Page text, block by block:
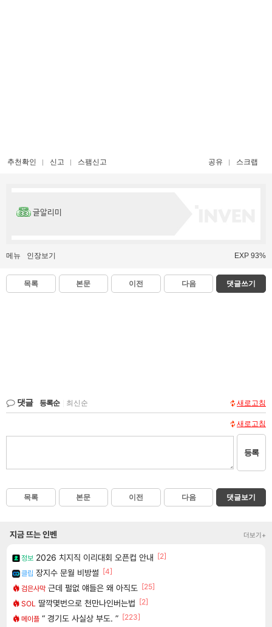
추천확인 신고 스팸신고 공유 스크랩
글알리미
메뉴 인장보기 EXP 93%
목록 본문 이전 다음 댓글쓰기
댓글 등록순 최신순 새로고침
새로고침
등록
목록 본문 이전 다음 댓글보기
지금 뜨는 인벤 더보기+
정보 2026 치지직 이리대회 오픈컵 안내 [2]
클립 장지수 문월 비방썰 [4]
검은사막 근데 펄없 얘들은 왜 아직도 [25]
SOL 딸깍몇번으로 천만나인버는법 [2]
메이플 “ 경기도 사실상 부도. ” [223]